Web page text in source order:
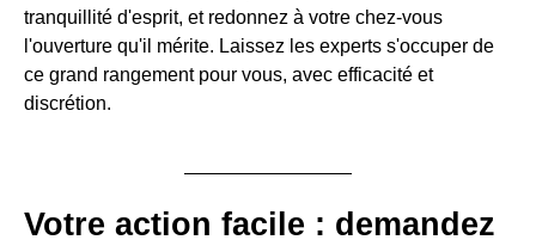
tranquillité d'esprit, et redonnez à votre chez-vous
l'ouverture qu'il mérite. Laissez les experts s'occuper de
ce grand rangement pour vous, avec efficacité et
discrétion.
Votre action facile : demandez